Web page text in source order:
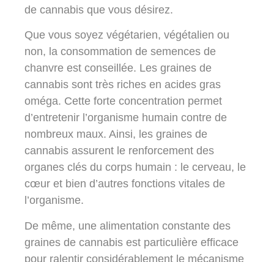
de cannabis que vous désirez.
Que vous soyez végétarien, végétalien ou
non, la consommation de semences de
chanvre est conseillée. Les graines de
cannabis sont très riches en acides gras
oméga. Cette forte concentration permet
d’entretenir l’organisme humain contre de
nombreux maux. Ainsi, les graines de
cannabis assurent le renforcement des
organes clés du corps humain : le cerveau, le
cœur et bien d’autres fonctions vitales de
l’organisme.
De même, une alimentation constante des
graines de cannabis est particulière efficace
pour ralentir considérablement le mécanisme